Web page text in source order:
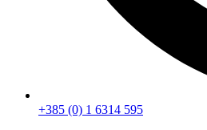
+385 (0) 1 6314 595